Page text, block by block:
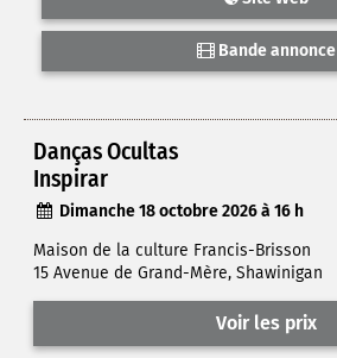
Bande annonce
Danças Ocultas
Inspirar
Dimanche 18 octobre 2026 à 16 h
Maison de la culture Francis-Brisson
15 Avenue de Grand-Mère, Shawinigan
Voir les prix